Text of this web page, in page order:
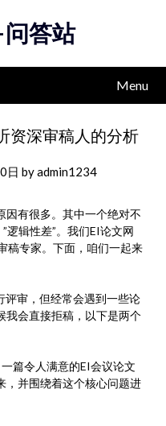
答站
Menu
资深审稿人的分析
日 byadmin1234
因有很多。其中一个绝对不
逻辑性差”。我们EI论文网
稿专家。下面，咱们一起来
评审，但经常会遇到一些论
我会直接拒稿，以下是两个
篇令人满意的EI会议论文
，并围绕着这个核心问题进